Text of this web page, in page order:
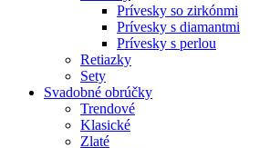
Prívesky so zirkónmi
Prívesky s diamantmi
Prívesky s perlou
Retiazky
Sety
Svadobné obrúčky
Trendové
Klasické
Zlaté